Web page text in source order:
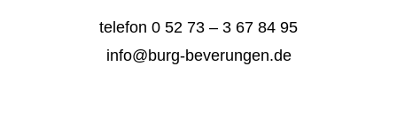
telefon 0 52 73 – 3 67 84 95
info@burg-beverungen.de